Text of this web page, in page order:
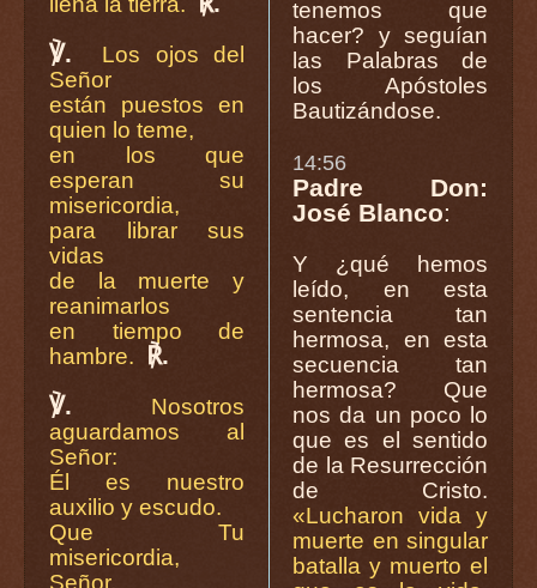
℣.
Los ojos del
Señor
están puestos en
quien lo teme,
en los que
esperan su
misericordia,
para librar sus
vidas
de la muerte y
reanimarlos
en tiempo de
hambre.
℟.
℣.
Nosotros
aguardamos al
Señor:
Él es nuestro
auxilio y escudo.
Que Tu
misericordia,
Señor,
tenemos que
hacer? y seguían
las Palabras de
los Apóstoles
Bautizándose.
14:56
Padre Don:
José Blanco:
Y ¿qué hemos
leído, en esta
sentencia tan
hermosa, en esta
secuencia tan
hermosa? Que
nos da un poco lo
que es el sentido
de la Resurrección
de Cristo.
«Lucharon vida y
muerte en singular
batalla y muerto el